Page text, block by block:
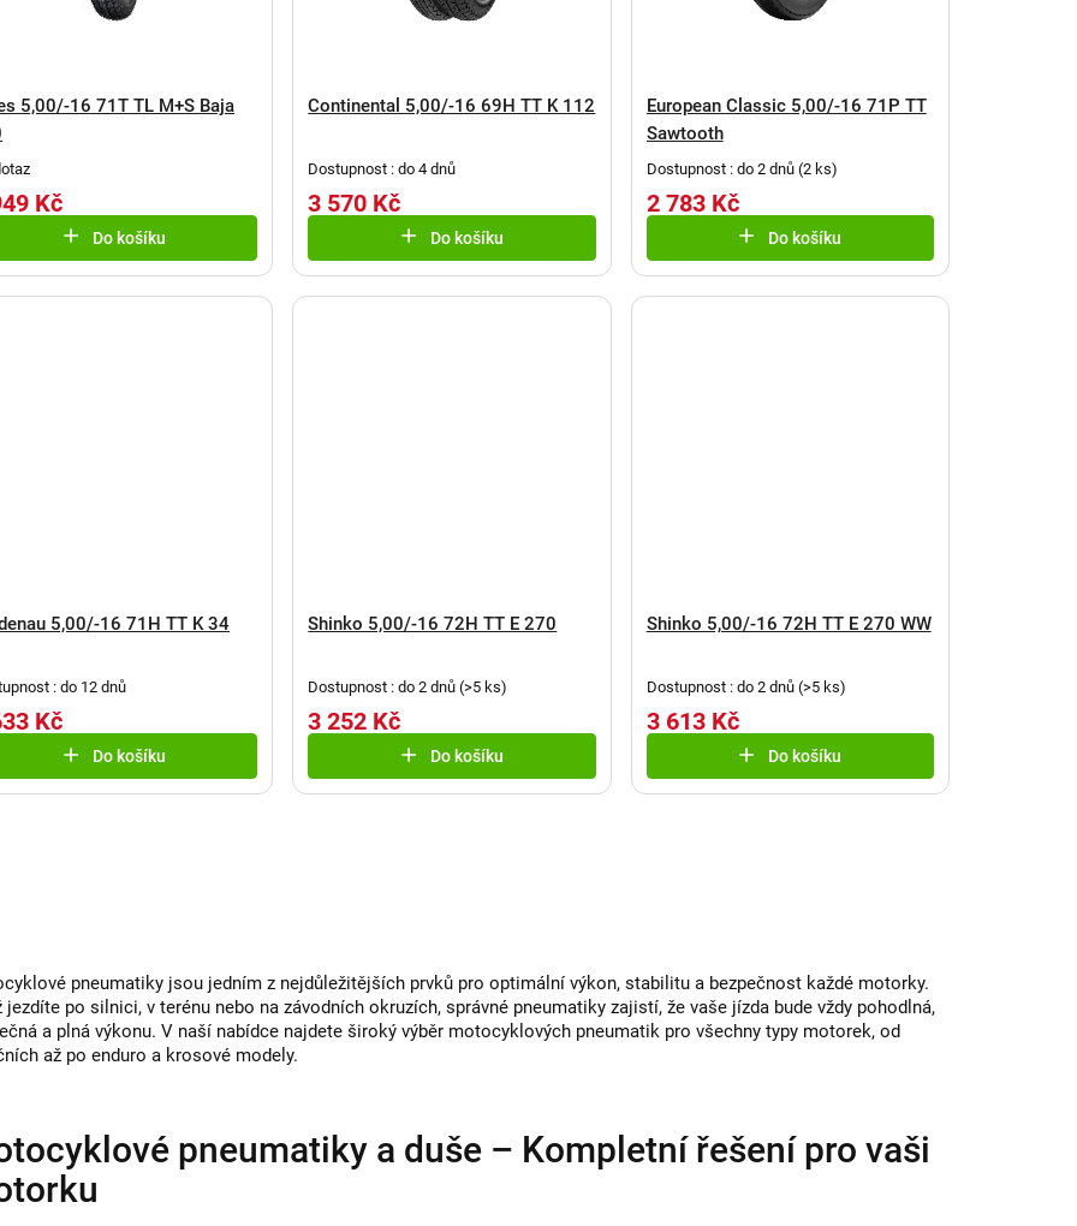
5,00/-16 71T TL M+S Baja
Kč
Do košíku
Continental 5,00/-16 69H TT K 112
Dostupnost : do 4 dnů
3 570 Kč
Do košíku
European Classic 5,00/-16 71P TT
Sawtooth
Dostupnost : do 2 dnů (2 ks)
2 783 Kč
Do košíku
5,00/-16 71H TT K 34
: do 12 dnů
Kč
Do košíku
Shinko 5,00/-16 72H TT E 270
Dostupnost : do 2 dnů(>5 ks)
3 252 Kč
Do košíku
Shinko 5,00/-16 72H TT E 270 WW
Dostupnost : do 2 dnů (>5 ks)
3 613 Kč
Do košíku
d
a
c
r
pneumatiky jsou jedním z nejdůležitějších prvků pro optimální výkon, stabilitu a bezpečnost každé motorky.
jezdíte po silnici, v terénu nebo na závodních okruzích, správné pneumatiky zajistí, že vaše jízda bude vždy pohodlná,
a plná výkonu. V naší nabídce najdete široký výběr motocyklových pneumatik pro všechny typy motorek, od
až po enduro a krosové modely.
pneumatiky a duše – Kompletní řešení pro vaši